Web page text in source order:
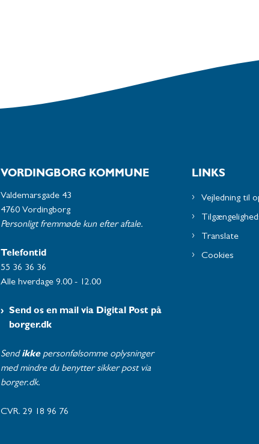
VORDINGBORG KOMMUNE
Valdemarsgade 43
4760 Vordingborg
Personligt fremmøde kun efter aftale.
Telefontid
55 36 36 36
Alle hverdage 9.00 - 12.00
Send os en mail via Digital Post på
borger.dk
Send ikke personfølsomme oplysninger
med mindre du benytter sikker post via
borger.dk.
CVR. 29 18 96 76
LINKS
Vejledning til
Translate
Cookies